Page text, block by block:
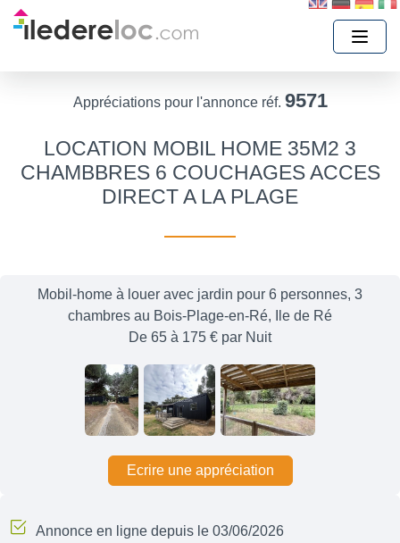
Appréciations pour l'annonce réf. 9571
LOCATION MOBIL HOME 35M2 3
CHAMBBRES 6 COUCHAGES ACCES
DIRECT A LA PLAGE
Mobil-home à louer avec jardin pour 6 personnes, 3
chambres au Bois-Plage-en-Ré, Ile de Ré
De 65 à 175 € par Nuit
Ecrire une appréciation
Annonce en ligne depuis le 03/06/2026